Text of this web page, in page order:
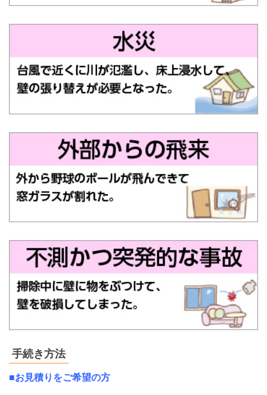
手続き方法
■お見積りをご希望の方